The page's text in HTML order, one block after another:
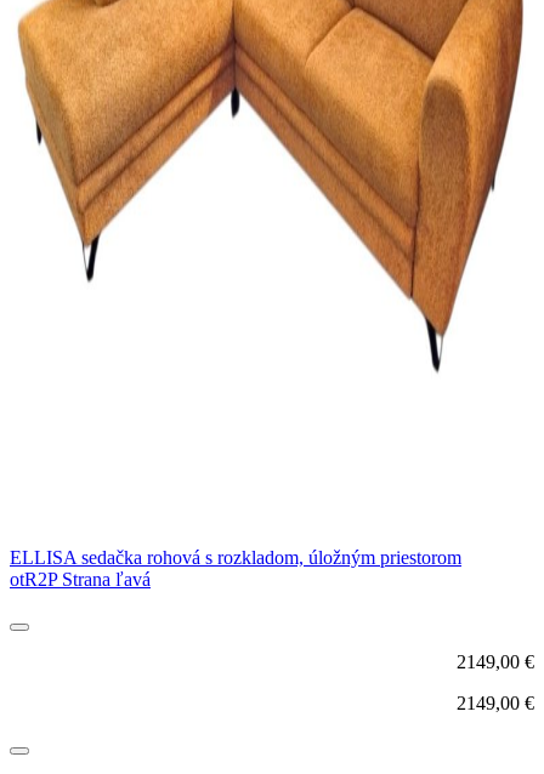
ELLISA sedačka rohová s rozkladom, úložným priestorom
otR2P Strana ľavá
2149,00 €
2149,00 €